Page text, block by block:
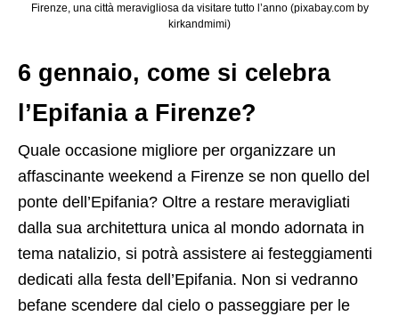
Firenze, una città meravigliosa da visitare tutto l’anno (pixabay.com by
kirkandmimi)
6 gennaio, come si celebra
l’Epifania a Firenze?
Quale occasione migliore per organizzare un
affascinante weekend a Firenze se non quello del
ponte dell’Epifania? Oltre a restare meravigliati
dalla sua architettura unica al mondo adornata in
tema natalizio, si potrà assistere ai festeggiamenti
dedicati alla festa dell’Epifania. Non si vedranno
befane scendere dal cielo o passeggiare per le